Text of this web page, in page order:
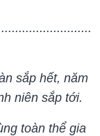
sắp hết, năm
niên sắp tới.
toàn thể gia